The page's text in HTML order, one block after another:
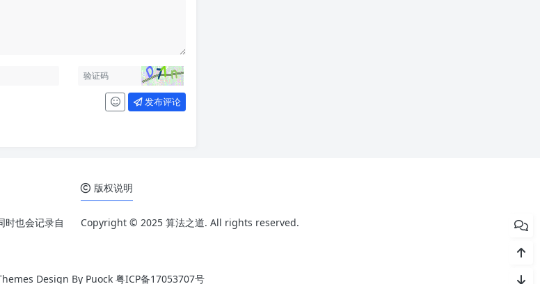
发布评论
时也会记录自
版权说明
Copyright © 2025 算法之道. All rights reserved.
Design By Puock 粤ICP备17053707号